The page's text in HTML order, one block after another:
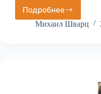
Подробнее
Замок
Пирмонт
Михаил Шварц